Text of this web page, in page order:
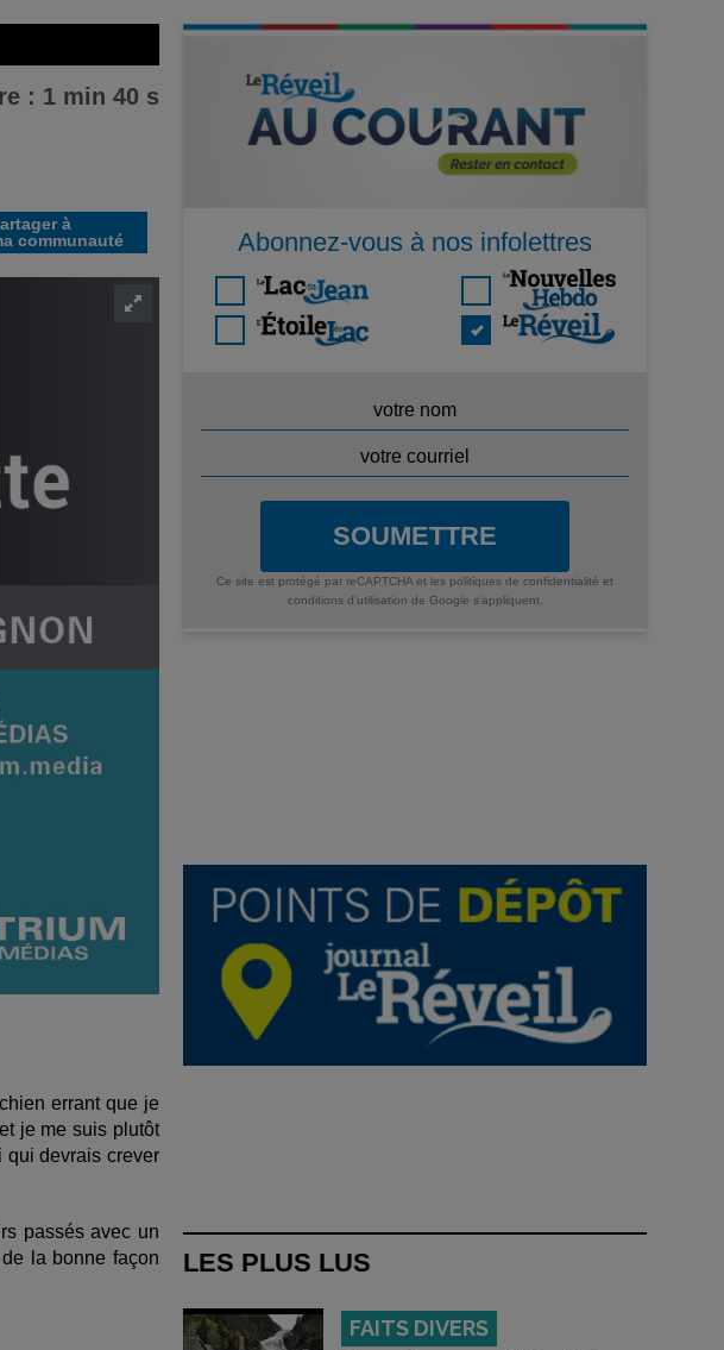
: 1 min 40 s
à
communauté
errant que je
je me suis plutôt
qui devrais crever
passés avec un
la bonne façon
Abonnez-vous à nos infolettres
SOUMETTRE
Ce site est protégé par reCAPTCHA et les politiques de confidentialité et
conditions d'utilisation de Google s'appliquent.
LES PLUS LUS
FAITS DIVERS